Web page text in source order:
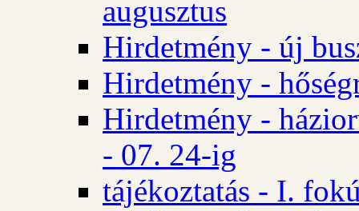
augusztus
Hirdetmény - új
Hirdetmény -
Hirdetmény -
- 07. 24-ig
tájékoztatás - I.